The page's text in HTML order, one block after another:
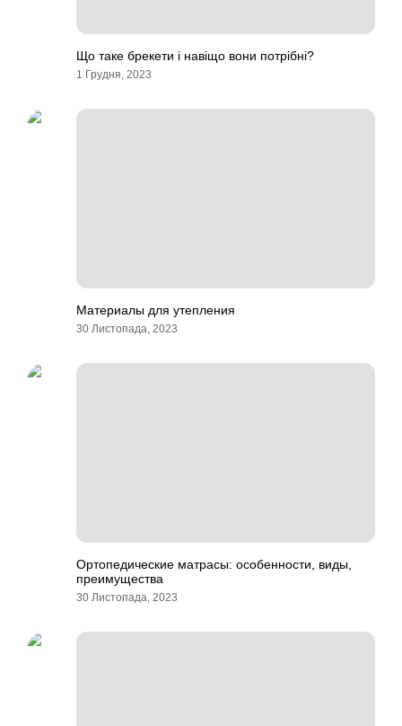
Що таке брекети і навіщо вони потрібні?
1 Грудня, 2023
Материалы для утепления
30 Листопада, 2023
Ортопедические матрасы: особенности, виды,
преимущества
30 Листопада, 2023